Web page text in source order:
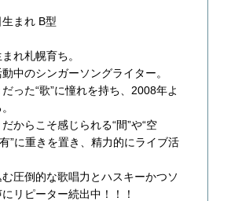
まれ B型
れ札幌育ち。
中のシンガーソングライター。
った“歌”に憧れを持ち、2008年よ
からこそ感じられる“間”や“空
”に重きを置き、精力的にライブ活
圧倒的な歌唱力とハスキーかつソ
リピーター続出中！！！